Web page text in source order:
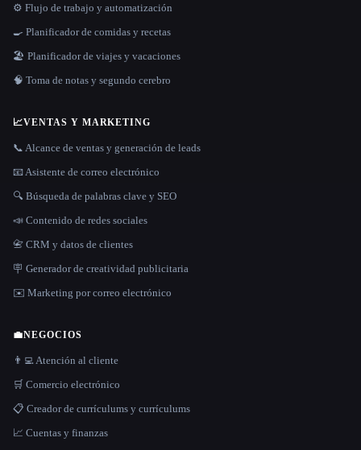
⚙️ Flujo de trabajo y automatización
🍳 Planificador de comidas y recetas
🏖 Planificador de viajes y vacaciones
🧠 Toma de notas y segundo cerebro
📈VENTAS Y MARKETING
📞 Alcance de ventas y generación de leads
📧 Asistente de correo electrónico
🔍 Búsqueda de palabras clave y SEO
📣 Contenido de redes sociales
📇 CRM y datos de clientes
🪧 Generador de creatividad publicitaria
✉️ Marketing por correo electrónico
💼NEGOCIOS
👨‍💻 Atención al cliente
🛒 Comercio electrónico
📋 Creador de currículums y currículums
📈 Cuentas y finanzas